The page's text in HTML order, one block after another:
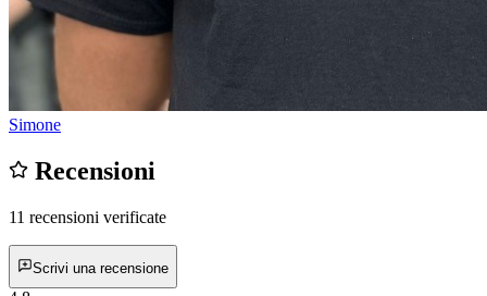
Simone
Recensioni
11 recensioni verificate
Scrivi una recensione